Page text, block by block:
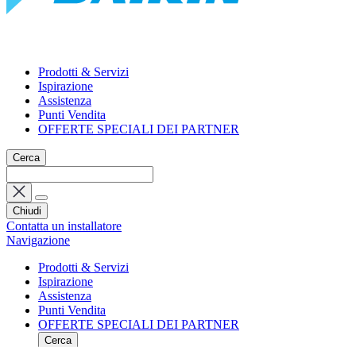
Prodotti & Servizi
Ispirazione
Assistenza
Punti Vendita
OFFERTE SPECIALI DEI PARTNER
Cerca
Chiudi
Contatta un installatore
Navigazione
Prodotti & Servizi
Ispirazione
Assistenza
Punti Vendita
OFFERTE SPECIALI DEI PARTNER
Cerca